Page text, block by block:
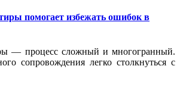
помогает избежать ошибок в
— процесс сложный и многогранный.
сопровождения легко столкнуться с